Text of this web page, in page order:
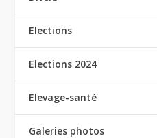
Elections
Elections 2024
Elevage-santé
Galeries photos